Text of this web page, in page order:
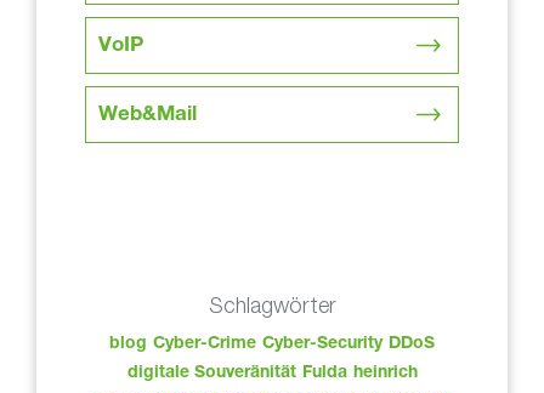
VoIP
Web&Mail
Schlagwörter
blog Cyber-Crime Cyber-Security DDoS
digitale Souveränität Fulda heinrich